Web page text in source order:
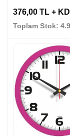
376,00 TL +
Toplam Stok: